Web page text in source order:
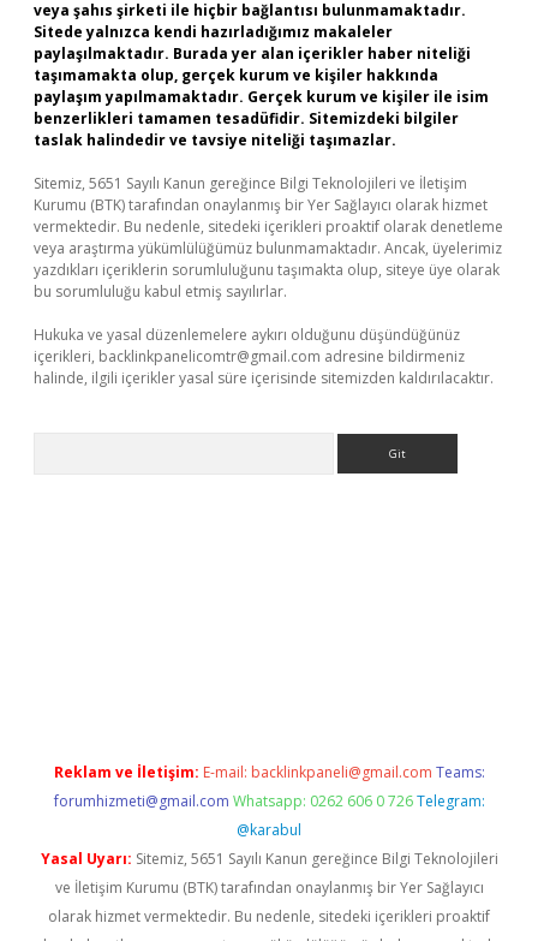
veya şahıs şirketi ile hiçbir bağlantısı bulunmamaktadır.
Sitede yalnızca kendi hazırladığımız makaleler
paylaşılmaktadır. Burada yer alan içerikler haber niteliği
taşımamakta olup, gerçek kurum ve kişiler hakkında
paylaşım yapılmamaktadır. Gerçek kurum ve kişiler ile isim
benzerlikleri tamamen tesadüfidir. Sitemizdeki bilgiler
taslak halindedir ve tavsiye niteliği taşımazlar.
Sitemiz, 5651 Sayılı Kanun gereğince Bilgi Teknolojileri ve İletişim
Kurumu (BTK) tarafından onaylanmış bir Yer Sağlayıcı olarak hizmet
vermektedir. Bu nedenle, sitedeki içerikleri proaktif olarak denetleme
veya araştırma yükümlülüğümüz bulunmamaktadır. Ancak, üyelerimiz
yazdıkları içeriklerin sorumluluğunu taşımakta olup, siteye üye olarak
bu sorumluluğu kabul etmiş sayılırlar.
Hukuka ve yasal düzenlemelere aykırı olduğunu düşündüğünüz
içerikleri, backlinkpanelicomtr@gmail.com adresine bildirmeniz
halinde, ilgili içerikler yasal süre içerisinde sitemizden kaldırılacaktır.
Reklam ve İletişim: E-mail: backlinkpaneli@gmail.com Teams:
forumhizmeti@gmail.com Whatsapp: 0262 606 0 726 Telegram:
@karabul
Yasal Uyarı: Sitemiz, 5651 Sayılı Kanun gereğince Bilgi Teknolojileri
ve İletişim Kurumu (BTK) tarafından onaylanmış bir Yer Sağlayıcı
olarak hizmet vermektedir. Bu nedenle, sitedeki içerikleri proaktif